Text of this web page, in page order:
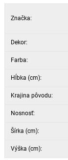
hĺbka:
Značka:
Dekor:
Farba:
Hĺbka (cm):
Krajina pôvodu:
Nosnosť:
Šírka (cm):
Výška (cm):